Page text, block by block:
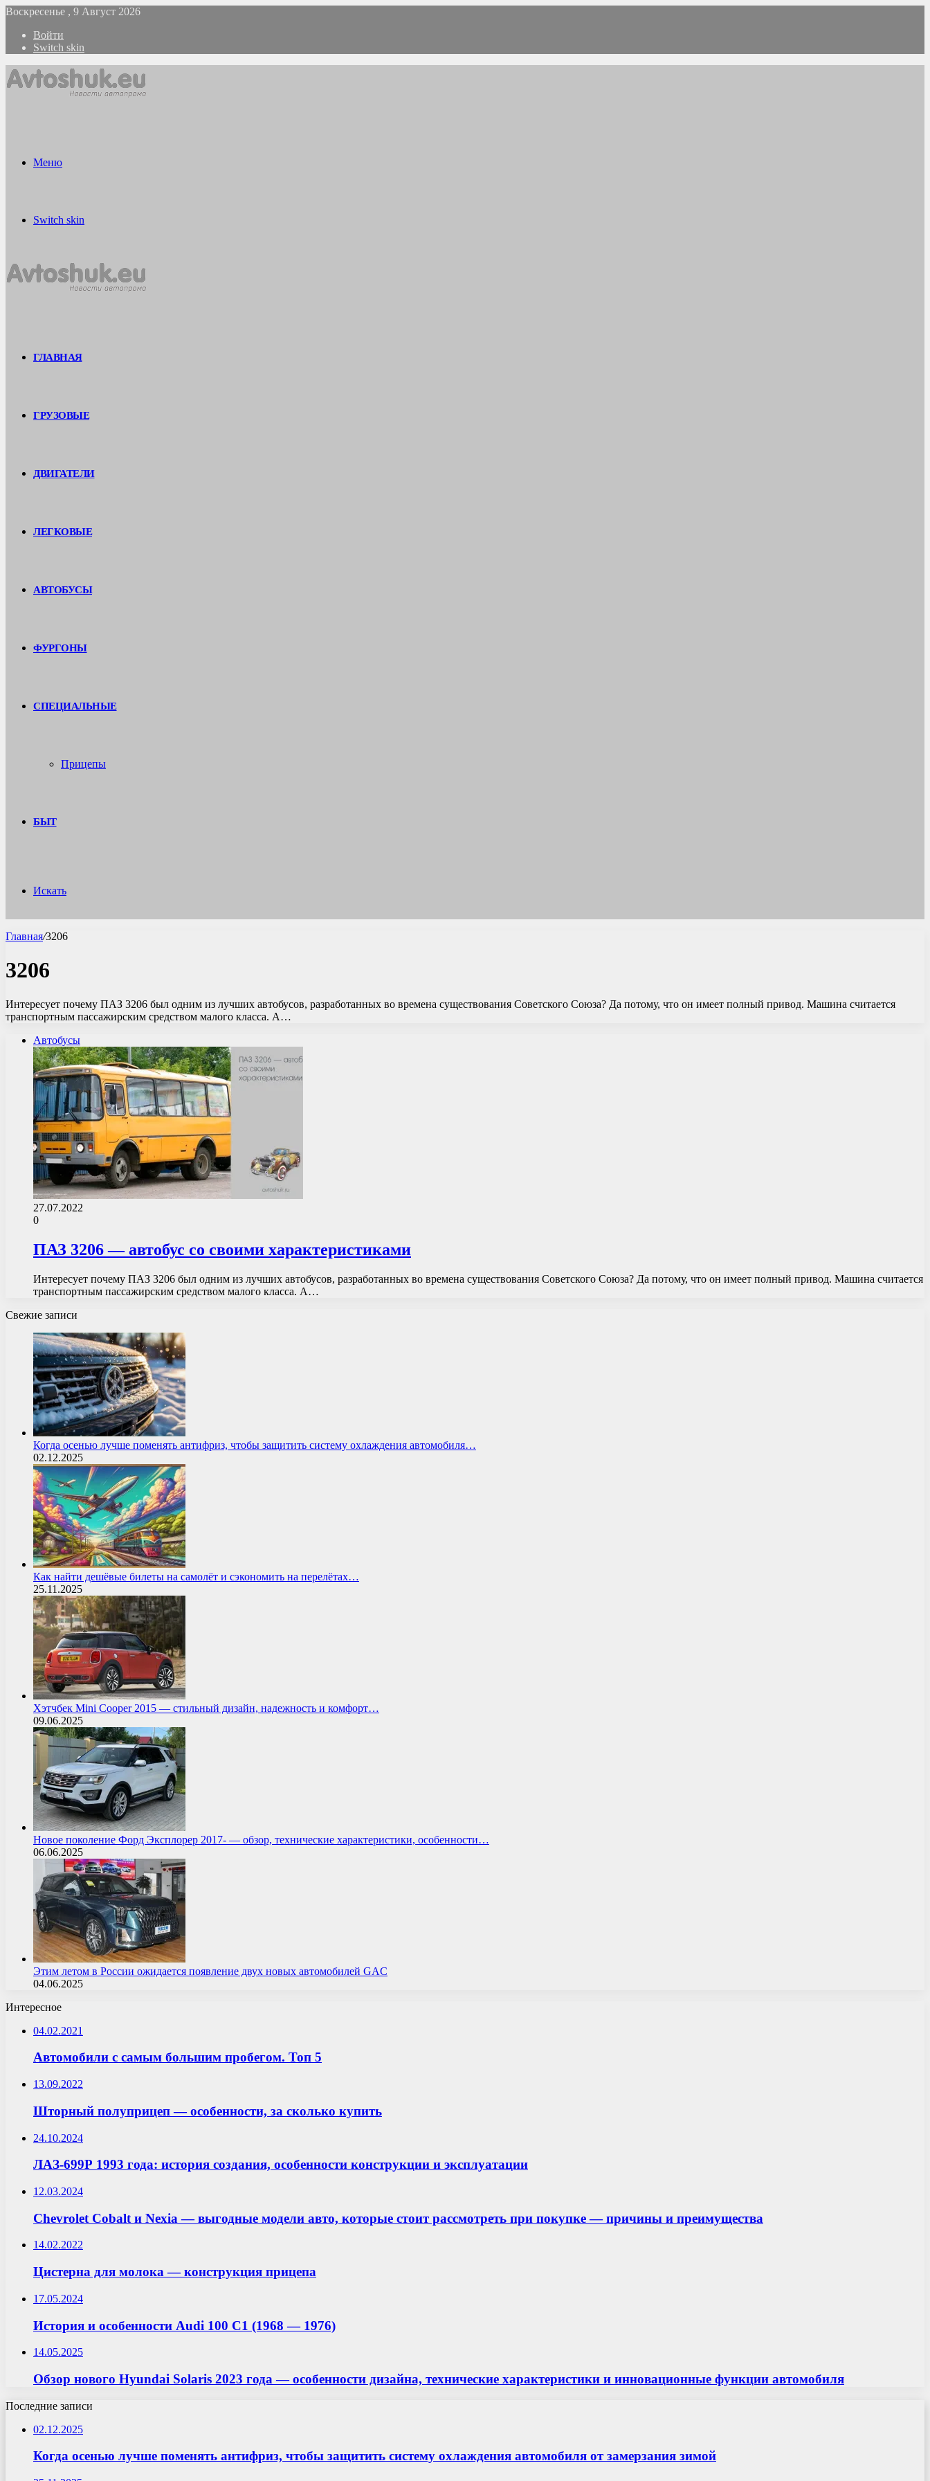
Воскресенье , 9 Август 2026
Войти
Switch skin
Меню
Switch skin
ГЛАВНАЯ
ГРУЗОВЫЕ
ДВИГАТЕЛИ
ЛЕГКОВЫЕ
АВТОБУСЫ
ФУРГОНЫ
СПЕЦИАЛЬНЫЕ
Прицепы
БЫТ
Искать
Главная/3206
3206
Интересует почему ПАЗ 3206 был одним из лучших автобусов, разработанных во времена существования Советского Союза? Да потому, что он имеет полный привод. Машина считается
транспортным пассажирским средством малого класса. А…
Автобусы
27.07.2022
0
ПАЗ 3206 — автобус со своими характеристиками
Интересует почему ПАЗ 3206 был одним из лучших автобусов, разработанных во времена существования Советского Союза? Да потому, что он имеет полный привод. Машина считается
транспортным пассажирским средством малого класса. А…
Свежие записи
Когда осенью лучше поменять антифриз, чтобы защитить систему охлаждения автомобиля…
02.12.2025
Как найти дешёвые билеты на самолёт и сэкономить на перелётах…
25.11.2025
Хэтчбек Mini Cooper 2015 — стильный дизайн, надежность и комфорт…
09.06.2025
Новое поколение Форд Эксплорер 2017- — обзор, технические характеристики, особенности…
06.06.2025
Этим летом в России ожидается появление двух новых автомобилей GAC
04.06.2025
Интересное
04.02.2021
Автомобили с самым большим пробегом. Топ 5
13.09.2022
Шторный полуприцеп — особенности, за сколько купить
24.10.2024
ЛАЗ-699Р 1993 года: история создания, особенности конструкции и эксплуатации
12.03.2024
Chevrolet Cobalt и Nexia — выгодные модели авто, которые стоит рассмотреть при покупке — причины и преимущества
14.02.2022
Цистерна для молока — конструкция прицепа
17.05.2024
История и особенности Audi 100 C1 (1968 — 1976)
14.05.2025
Обзор нового Hyundai Solaris 2023 года — особенности дизайна, технические характеристики и инновационные функции автомобиля
Последние записи
02.12.2025
Когда осенью лучше поменять антифриз, чтобы защитить систему охлаждения автомобиля от замерзания зимой